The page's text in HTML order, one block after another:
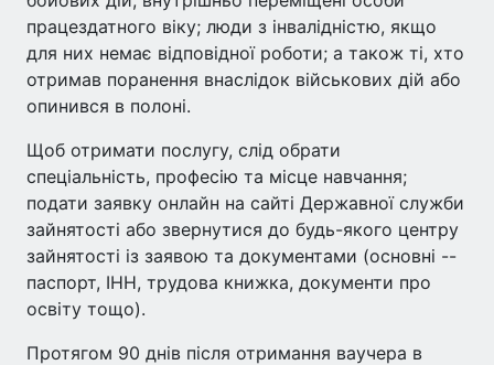
працездатного віку; люди з інвалідністю, якщо
для них немає відповідної роботи; а також ті, хто
отримав поранення внаслідок військових дій або
опинився в полоні.
Щоб отримати послугу, слід обрати
спеціальність, професію та місце навчання;
подати заявку онлайн на сайті Державної служби
зайнятості або звернутися до будь-якого центру
зайнятості із заявою та документами (основні --
паспорт, ІНН, трудова книжка, документи про
освіту тощо).
Протягом 90 днів після отримання ваучера в